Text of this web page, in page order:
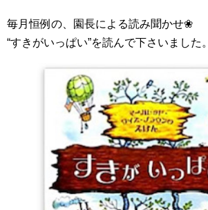
毎月恒例の、園長による読み聞かせ❀
“すきがいっぱい”を読んで下さいました。